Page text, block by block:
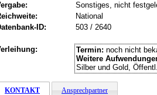
Sonstiges, nicht
National
ID:
503 / 2640
Termin: noch nicht
Weitere
Silber und Gold,
KONTAKT Ansprechpartner